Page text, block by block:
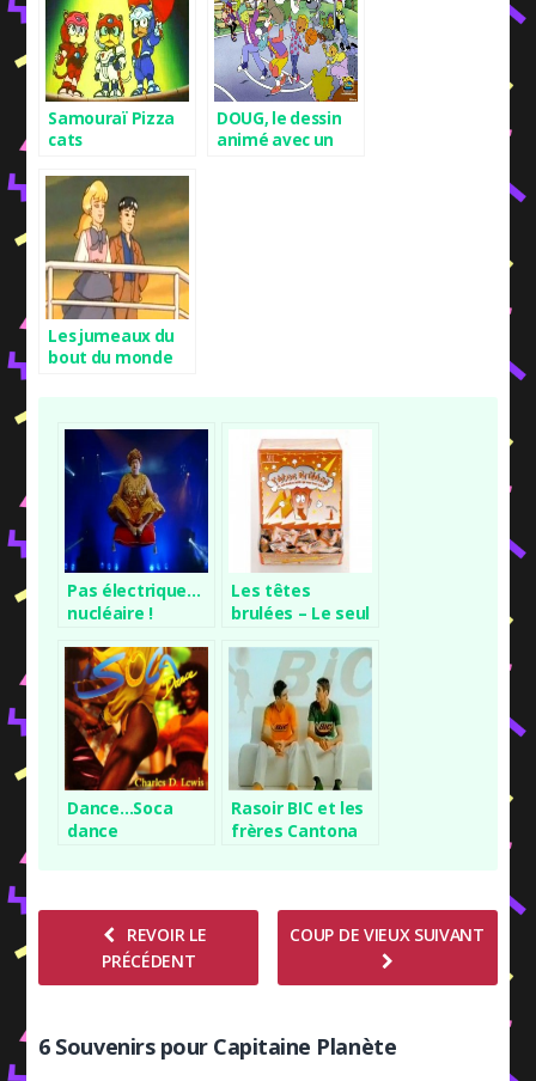
Samouraï Pizza
cats
DOUG, le dessin
animé avec un
Les jumeaux du
bout du monde
Pas électrique…
nucléaire !
Les têtes
brulées – Le seul
vous tient tête
Dance…Soca
dance
Rasoir BIC et les
frères Cantona
REVOIR LE
PRÉCÉDENT
COUP DE VIEUX SUIVANT
6 Souvenirs pour Capitaine Planète